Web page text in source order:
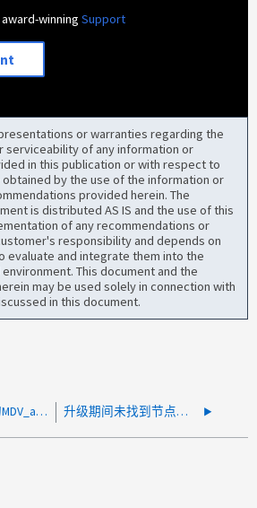
winningSupport
or warranties regarding the
serviceability of any information or
in this publication or with respect to
by the use of the information or
provided herein. The
is distributed AS IS and the use of this
of any recommendations or
responsibility and depends on
evaluate and integrate them into the
This document and the
may be used solely in connection with
in this document.
由于根聚合中的MDV_aud卷、根卷迁移失败 升级期间未找到节点的根卷记录